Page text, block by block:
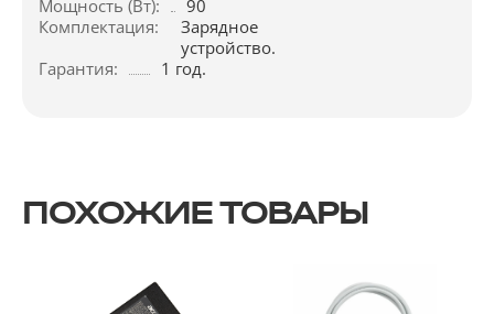
Мощность (Вт):
90
Комплектация:
Зарядное
устройство.
Гарантия:
1 год.
ПОХОЖИЕ ТОВАРЫ